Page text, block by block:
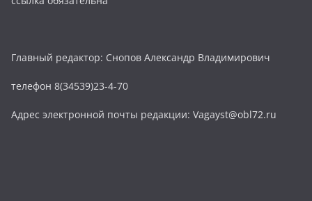
Главный редактор: Снопов Александр Владимирович
телефон 8(34539)23-4-70
Адрес электронной почты редакции: Vagayst@obl72.ru